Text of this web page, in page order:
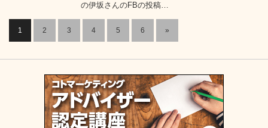
の伊坂さんのFBの投稿…
1 2 3 4 5 6 »